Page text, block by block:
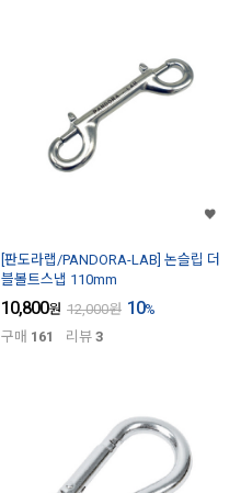
[판도라랩/PANDORA-LAB] 논슬립 더
블볼트스냅 110mm
10,800원 12,000원 10%
구매 161 리뷰 3